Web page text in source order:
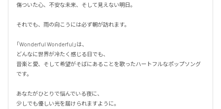
傷ついた心、不安な未来、そして見えない明日。
それでも、雨の向こうには必ず朝が訪れます。
「Wonderful Wonderful」は、
どんなに世界が冷たく感じる日でも、
音楽と愛、そして希望がそばにあることを歌ったハートフルなポップソング
です。
あなたがひとりで悩んでいる夜に、
少しでも優しい光を届けられますように。